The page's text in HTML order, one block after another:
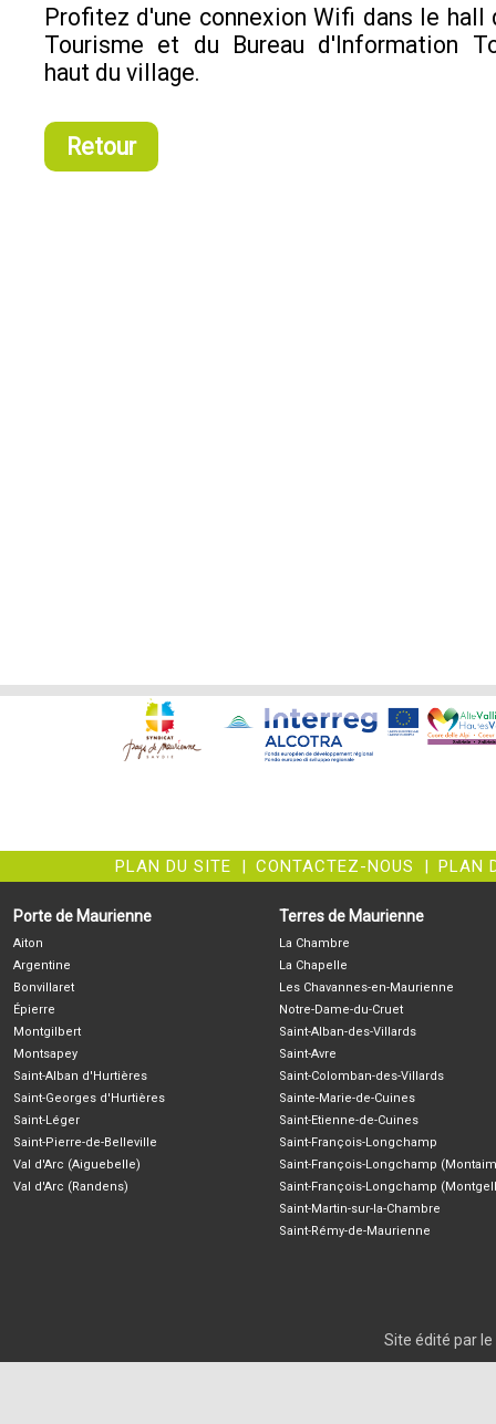
Profitez d'une connexion Wifi dans le hall
Tourisme et du Bureau d'Information
haut du village.
Retour
PLAN DU SITE | CONTACTEZ-NOUS | PLAN
Porte de Maurienne
Aiton
Argentine
Bonvillaret
Épierre
Montgilbert
Montsapey
Saint-Alban d'Hurtières
Saint-Georges d'Hurtières
Saint-Léger
Saint-Pierre-de-Belleville
Val d'Arc (Aiguebelle)
Val d'Arc (Randens)
Terres de Maurienne
La Chambre
La Chapelle
Les Chavannes-en-Maurienne
Notre-Dame-du-Cruet
Saint-Alban-des-Villards
Saint-Avre
Saint-Colomban-des-Villards
Sainte-Marie-de-Cuines
Saint-Etienne-de-Cuines
Saint-François-Longchamp
Saint-François-Longchamp
Saint-François-Longchamp
Saint-Martin-sur-la-Chambre
Saint-Rémy-de-Maurienne
Site édité par